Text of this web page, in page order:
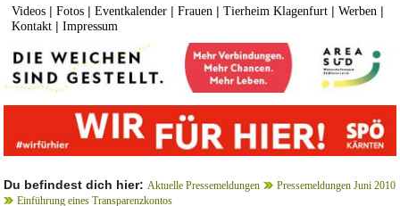
Videos |Fotos |Eventkalender |Frauen |Tierheim Klagenfurt |Werben |
Kontakt |Impressum
Du befindest dich hier: Aktuelle Pressemeldungen
Pressemeldungen Juni 2010
Einführung eines Transparenzkontos